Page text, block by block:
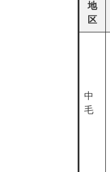
地
区
中
毛